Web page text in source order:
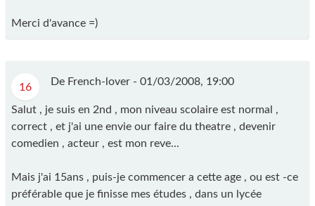
Merci d'avance =)
16 De French-lover - 01/03/2008, 19:00
Salut , je suis en 2nd , mon niveau scolaire est normal ,
correct , et j'ai une envie our faire du theatre , devenir
comedien , acteur , est mon reve...
Mais j'ai 15ans , puis-je commencer a cette age , ou est -ce
préférable que je finisse mes études , dans un lycée